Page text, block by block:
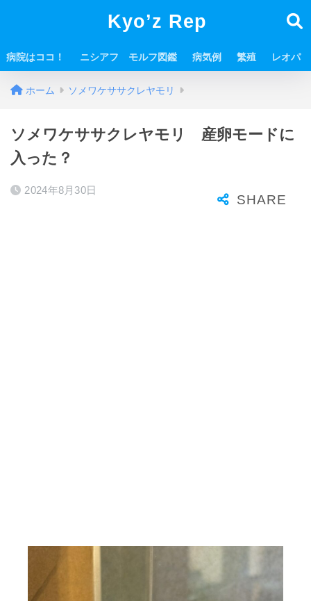
Kyo’z Rep
病院はココ！ ニシアフ モルフ図鑑 病気例 繁殖 レオパ
ホーム ソメワケササクレヤモリ
ソメワケササクレヤモリ 産卵モードに
入った？
2024年8月30日